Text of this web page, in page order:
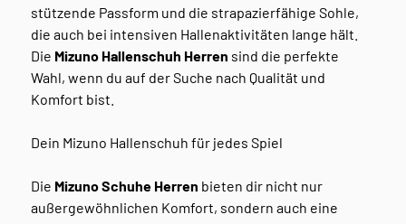
stützende Passform und die strapazierfähige Sohle,
die auch bei intensiven Hallenaktivitäten lange hält.
Die Mizuno Hallenschuh Herren sind die perfekte
Wahl, wenn du auf der Suche nach Qualität und
Komfort bist.
Dein Mizuno Hallenschuh für jedes Spiel
Die Mizuno Schuhe Herren bieten dir nicht nur
außergewöhnlichen Komfort, sondern auch eine